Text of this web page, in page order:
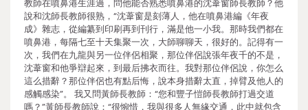
教師在噴鼻港生涯過，問他能否熟悉噴鼻港的沈葦窗師長教師？他
說和沈師長教師很熟，“沈葦窗是刻薄人，他在噴鼻港編《年夜
成》雜志，從編纂到印刷再到刊行，滿是他一小我。那時我們都在
噴鼻港，每隔七至十天集聚一次，大師聊聊天，很好的。記得有一
次，我們在九龍與另一位伴侶相聚，那位伴侶說張年夜千的不是，
沈葦窗和他爭辯起來，到最后拂衣而往。我對那位伴侶說，你怎么
這么措辭？那位伴侶也有點后悔，說本身措辭太直，掉臂及他人的
感觸感染”。 我又問黃師長教師：“您和豐子愷師長教師打過交道
嗎？”黃師長教師說：“很惋惜，我與很多人無緣交通，此中就包含